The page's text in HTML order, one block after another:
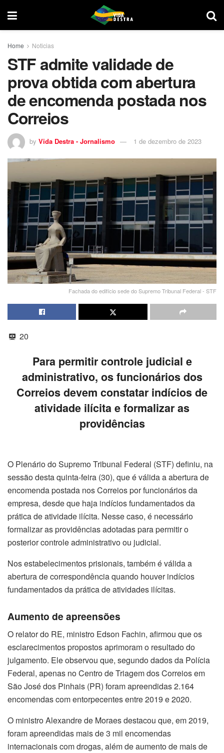
Home Noticias
STF admite validade de
prova obtida com abertura
de encomenda postada nos
Correios
by Vida Destra - Jornalismo 1 de dezembro de 2023
Fachada do edifício sede do Supremo Tribunal Federal - STF
20
Para permitir controle judicial e
administrativo, os funcionários dos
Correios devem constatar indícios de
atividade ilícita e formalizar as
providências
O Plenário do Supremo Tribunal Federal (STF) definiu, na
sessão desta quinta-feira (30), que é válida a abertura de
encomenda postada nos Correios por funcionários da
empresa, desde que haja indícios fundamentados da
prática de atividade ilícita. Nesse caso, é necessário
formalizar as providências adotadas para permitir o
posterior controle administrativo ou judicial.
Nos estabelecimentos prisionais, também é válida a
abertura de correspondência quando houver indícios
fundamentados da prática de atividades ilícitas.
Aumento de apreensões
O relator do RE, ministro Edson Fachin, afirmou que os
esclarecimentos propostos aprimoram o resultado do
julgamento. Ele observou que, segundo dados da Polícia
Federal, apenas no Centro de Triagem dos Correios em
São José dos Pinhais (PR) foram apreendidas 2.164
encomendas com entorpecentes entre 2019 e 2020.
O ministro Alexandre de Moraes destacou que, em 2019,
foram apreendidas mais de 3 mil encomendas
internacionais com drogas, além de aumento de mais de